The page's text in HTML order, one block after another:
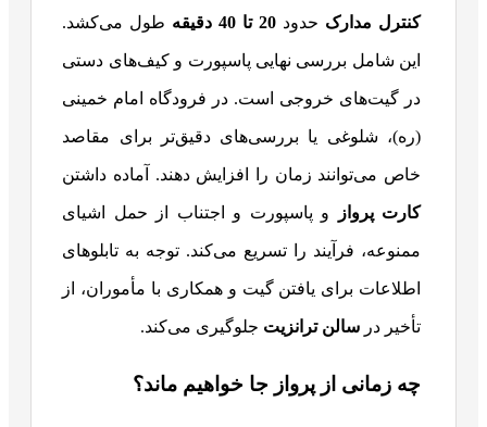
کنترل مدارک حدود 20 تا 40 دقیقه طول می‌کشد.
این شامل بررسی نهایی پاسپورت و کیف‌های دستی
در گیت‌های خروجی است. در فرودگاه امام خمینی
(ره)، شلوغی یا بررسی‌های دقیق‌تر برای مقاصد
خاص می‌توانند زمان را افزایش دهند. آماده داشتن
کارت پرواز و پاسپورت و اجتناب از حمل اشیای
ممنوعه، فرآیند را تسریع می‌کند. توجه به تابلوهای
اطلاعات برای یافتن گیت و همکاری با مأموران، از
تأخیر در سالن ترانزیت جلوگیری می‌کند.
چه زمانی از پرواز جا خواهیم ماند؟